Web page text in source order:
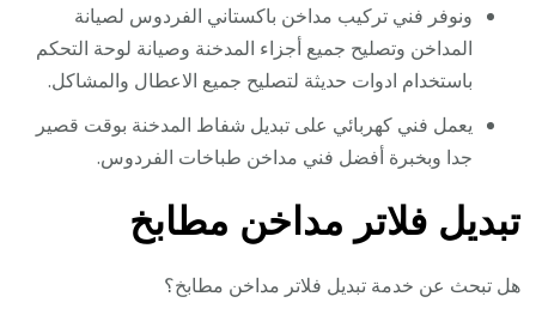
ونوفر فني تركيب مداخن باكستاني الفردوس لصيانة
المداخن وتصليح جميع أجزاء المدخنة وصيانة لوحة التحكم
باستخدام ادوات حديثة لتصليح جميع الاعطال والمشاكل.
يعمل فني كهربائي على تبديل شفاط المدخنة بوقت قصير
جدا وبخبرة أفضل فني مداخن طباخات الفردوس.
تبديل فلاتر مداخن مطابخ
هل تبحث عن خدمة تبديل فلاتر مداخن مطابخ؟